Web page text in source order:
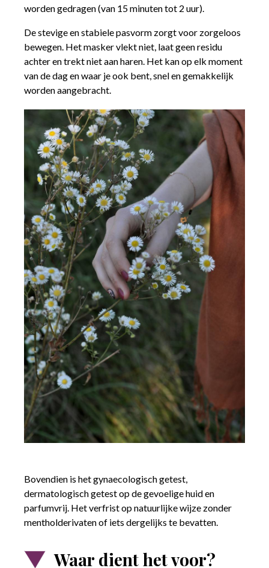
worden gedragen (van 15 minuten tot 2 uur).
De stevige en stabiele pasvorm zorgt voor zorgeloos
bewegen. Het masker vlekt niet, laat geen residu
achter en trekt niet aan haren. Het kan op elk moment
van de dag en waar je ook bent, snel en gemakkelijk
worden aangebracht.
Bovendien is het gynaecologisch getest,
dermatologisch getest op de gevoelige huid en
parfumvrij. Het verfrist op natuurlijke wijze zonder
mentholderivaten of iets dergelijks te bevatten.
Waar dient het voor?